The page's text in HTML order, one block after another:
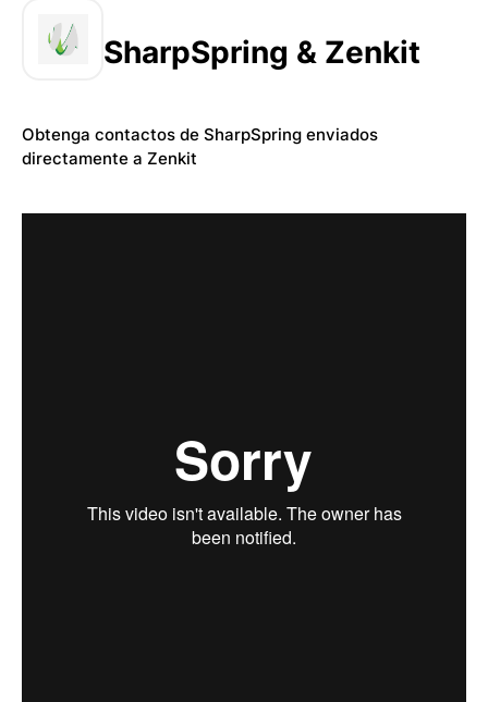
SharpSpring & Zenkit
Obtenga contactos de SharpSpring enviados
directamente a Zenkit